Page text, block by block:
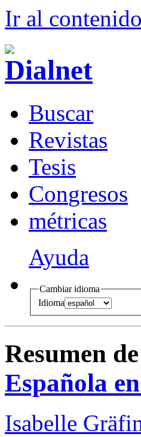
Ir al contenido
Buscar
Revistas
Tesis
Congresos
métricas
Ayuda
Cambiar idioma
Idioma
Resumen de
Española
Isabelle